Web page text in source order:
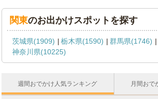
関東のお出かけスポットを探す
茨城県(1909) 栃木県(1590)
群馬県(1746)
神奈川県(10225)
週間おでかけ人気ランキング 月間おで